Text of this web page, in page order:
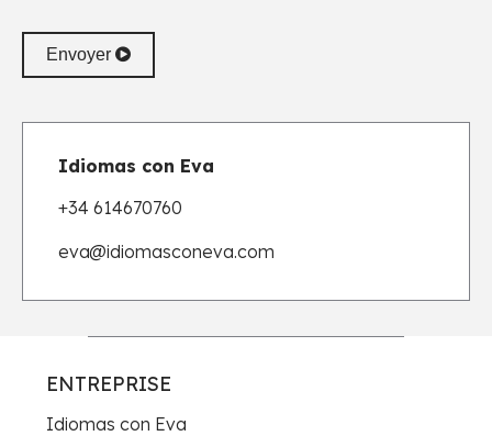
Envoyer
Idiomas con Eva
+34 614670760
eva@idiomasconeva.com
ENTREPRISE
Idiomas con Eva